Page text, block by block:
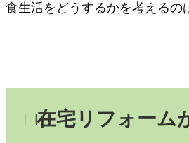
食生活をどうするかを考えるの
□在宅リフォーム